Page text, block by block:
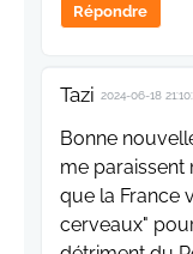
Répondre
Tazi 2024-06-18
Bonne
me paraissent
que la France
cerveaux"